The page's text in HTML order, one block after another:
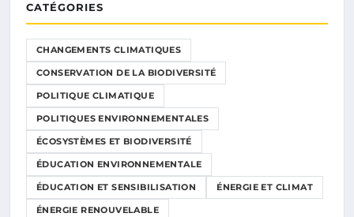
CATÉGORIES
CHANGEMENTS CLIMATIQUES
CONSERVATION DE LA BIODIVERSITÉ
POLITIQUE CLIMATIQUE
POLITIQUES ENVIRONNEMENTALES
ÉCOSYSTÈMES ET BIODIVERSITÉ
ÉDUCATION ENVIRONNEMENTALE
ÉDUCATION ET SENSIBILISATION ÉNERGIE ET CLIMAT
ÉNERGIE RENOUVELABLE